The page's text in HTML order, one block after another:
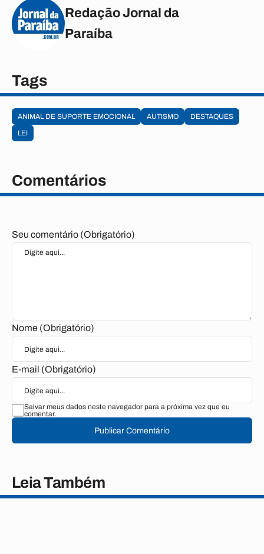
Redação Jornal da
Paraíba
Tags
ANIMAL DE SUPORTE EMOCIONAL AUTISMO
DESTAQUES
LEI
Comentários
Seu comentário (Obrigatório)
Nome (Obrigatório)
E-mail (Obrigatório)
Salvar meus dados neste navegador para a próxima vez que eu
comentar.
Publicar Comentário
Leia Também